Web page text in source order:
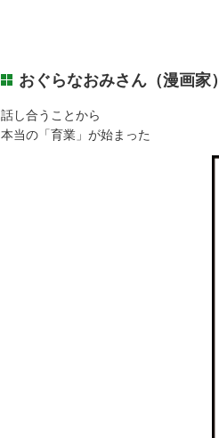
おぐらなおみさん（漫画家）
話し合うことから
本当の「育業」が始まった